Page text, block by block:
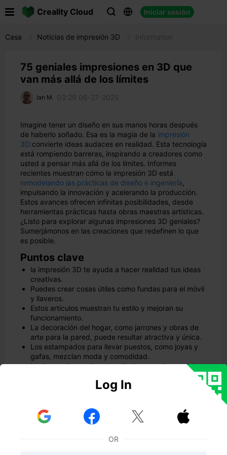
Creality Cloud   Iniciar sesión
Casa Noticias de impresión 3D
75 geniales impresiones en 3D que
van más allá de los límites
Ian M. 03:29 06-27-2025
Imagine tener un diseño en sus manos horas después
de haberlo soñado. Esa es la magia de la impresión
3D:convierte ideas audaces en realidad. Esta tecnología
está rompiendo barreras, inspirando a creadores como
usted a pensar más allá de los límites. Informes
recientes muestran cómo la impresión 3D está
remodelando las prácticas de diseño e ingeniería
impulsando la innovación y acelerando la producción.
Estos avances ofrecen infinitas posibilidades, desde
herramientas prácticas hasta obras maestras artísticas.
¿Listo para explorar algunas impresiones 3D geniales?
Sumerjámonos en las creaciones que redefinen lo que
es posible.
Puntos clave
la impresión 3D te ayuda a hacer realidad tus ideas
creativas.
Puedes crear cosas útiles como fundas para el móvil
y llaveros.
Estos artículos muestran tu estilo y mejoran su
funcionamiento.
La decoración del hogar, como jarrones y obras de
arte para la pared, puede resultar atractiva y única.
Los estampados para llevar puestos, como joyas y
gafas, mezclan moda y comodidad.
Las herramientas de aprendizaje, como los modelos
aprender sea divertido.
cotidiano
Fundas de teléfono personalizables
cuando puedes diseñar una que sea exclusivamente
Log In
  
OR